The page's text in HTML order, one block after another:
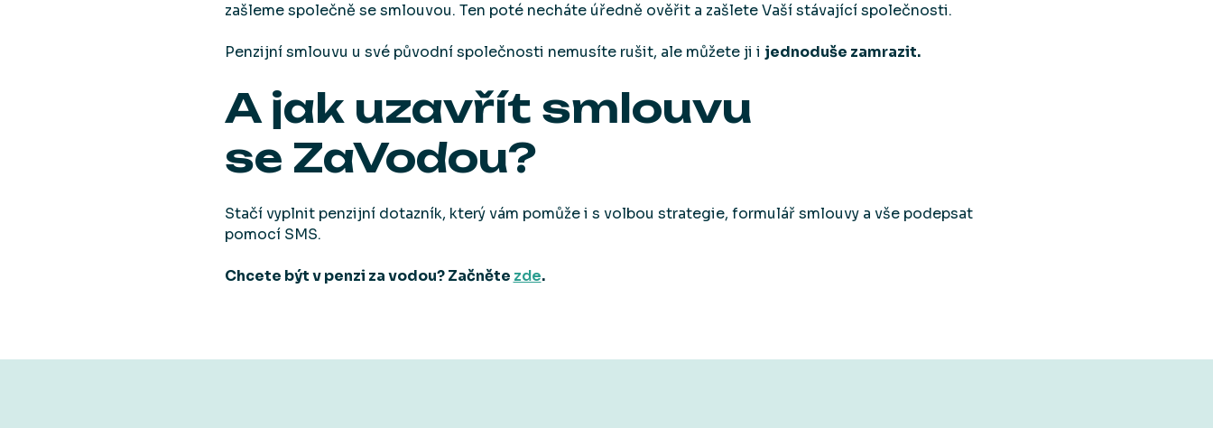
zašleme společně se smlouvou. Ten poté necháte úředně ověřit a zašlete Vaší stávající společnosti.
Penzijní smlouvu u své původní společnosti nemusíte rušit, ale můžete ji i jednoduše zamrazit.
A jak uzavřít smlouvu
se ZaVodou?
Stačí vyplnit penzijní dotazník, který vám pomůže i s volbou strategie, formulář smlouvy a vše podepsat
pomocí SMS.
Chcete být v penzi za vodou? Začněte zde.